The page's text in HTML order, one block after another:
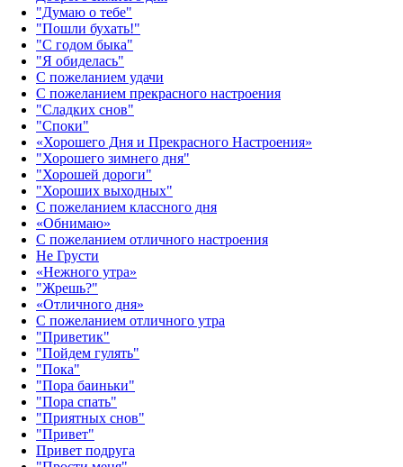
"Думаю о тебе"
"Пошли бухать!"
"С годом быка"
"Я обиделась"
С пожеланием удачи
С пожеланием прекрасного настроения
"Сладких снов"
"Споки"
«Хорошего Дня и Прекрасного Настроения»
"Хорошего зимнего дня"
"Хорошей дороги"
"Хороших выходных"
С пожеланием классного дня
«Обнимаю»
С пожеланием отличного настроения
Не Грусти
«Нежного утра»‎
"Жрешь?"
«Отличного дня»‎
С пожеланием отличного утра
"Приветик"
"Пойдем гулять"
"Пока"
"Пора баиньки"
"Пора спать"
"Приятных снов"
"Привет"
Привет подруга